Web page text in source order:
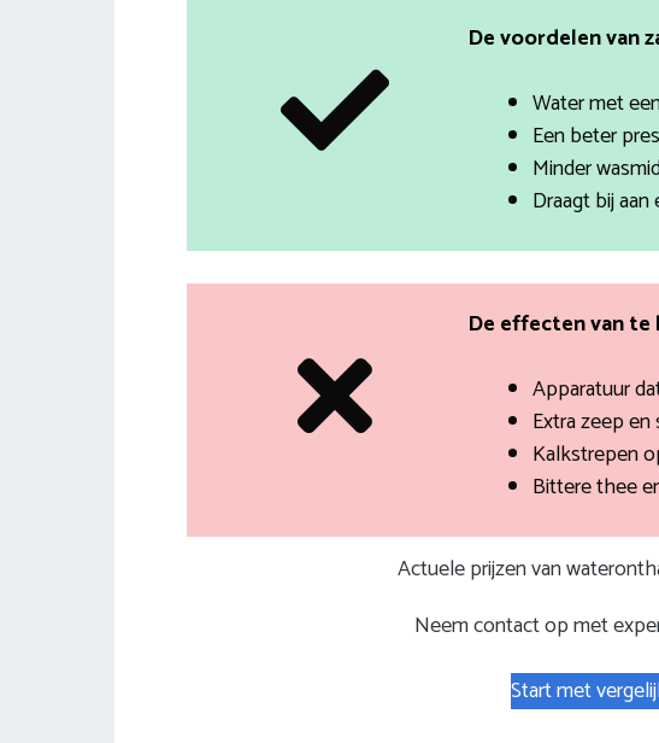
De voordelen van
Water met
Een beter
Minder
Draagt bij
De effecten van
Apparatuur
Extra zeep
Kalkstrepen
Bittere thee
Actuele prijzen van
Neem contact op met
Start met